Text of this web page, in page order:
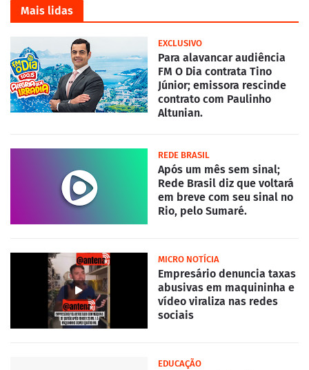
Mais lidas
EXCLUSIVO
Para alavancar audiência
FM O Dia contrata Tino
Júnior; emissora rescinde
contrato com Paulinho
Altunian.
REDE BRASIL
Após um mês sem sinal;
Rede Brasil diz que voltará
em breve com seu sinal no
Rio, pelo Sumaré.
MICRO NOTÍCIA
Empresário denuncia taxas
abusivas em maquininha e
vídeo viraliza nas redes
sociais
EDUCAÇÃO